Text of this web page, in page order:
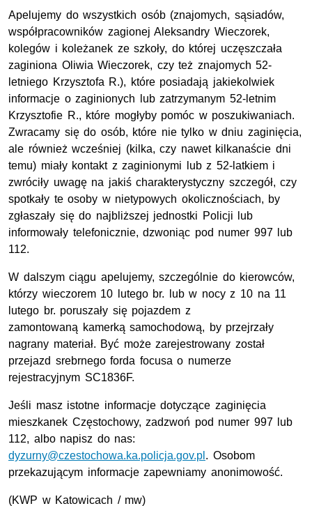
Apelujemy do wszystkich osób (znajomych, sąsiadów,
współpracowników zagionej Aleksandry Wieczorek,
kolegów i koleżanek ze szkoły, do której uczęszczała
zaginiona Oliwia Wieczorek, czy też znajomych 52-
letniego Krzysztofa R.), które posiadają jakiekolwiek
informacje o zaginionych lub zatrzymanym 52-letnim
Krzysztofie R., które mogłyby pomóc w poszukiwaniach.
Zwracamy się do osób, które nie tylko w dniu zaginięcia,
ale również wcześniej (kilka, czy nawet kilkanaście dni
temu) miały kontakt z zaginionymi lub z 52-latkiem i
zwróciły uwagę na jakiś charakterystyczny szczegół, czy
spotkały te osoby w nietypowych okolicznościach, by
zgłaszały się do najbliższej jednostki Policji lub
informowały telefonicznie, dzwoniąc pod numer 997 lub
112.
W dalszym ciągu apelujemy, szczególnie do kierowców,
którzy wieczorem 10 lutego br. lub w nocy z 10 na 11
lutego br. poruszały się pojazdem z
zamontowaną kamerką samochodową, by przejrzały
nagrany materiał. Być może zarejestrowany został
przejazd srebrnego forda focusa o numerze
rejestracyjnym SC1836F.
Jeśli masz istotne informacje dotyczące zaginięcia
mieszkanek Częstochowy, zadzwoń pod numer 997 lub
112, albo napisz do nas:
dyzurny@czestochowa.ka.policja.gov.pl . Osobom
przekazującym informacje zapewniamy anonimowość.
(KWP w Katowicach / mw)